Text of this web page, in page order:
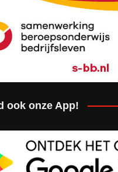
ook onze App!